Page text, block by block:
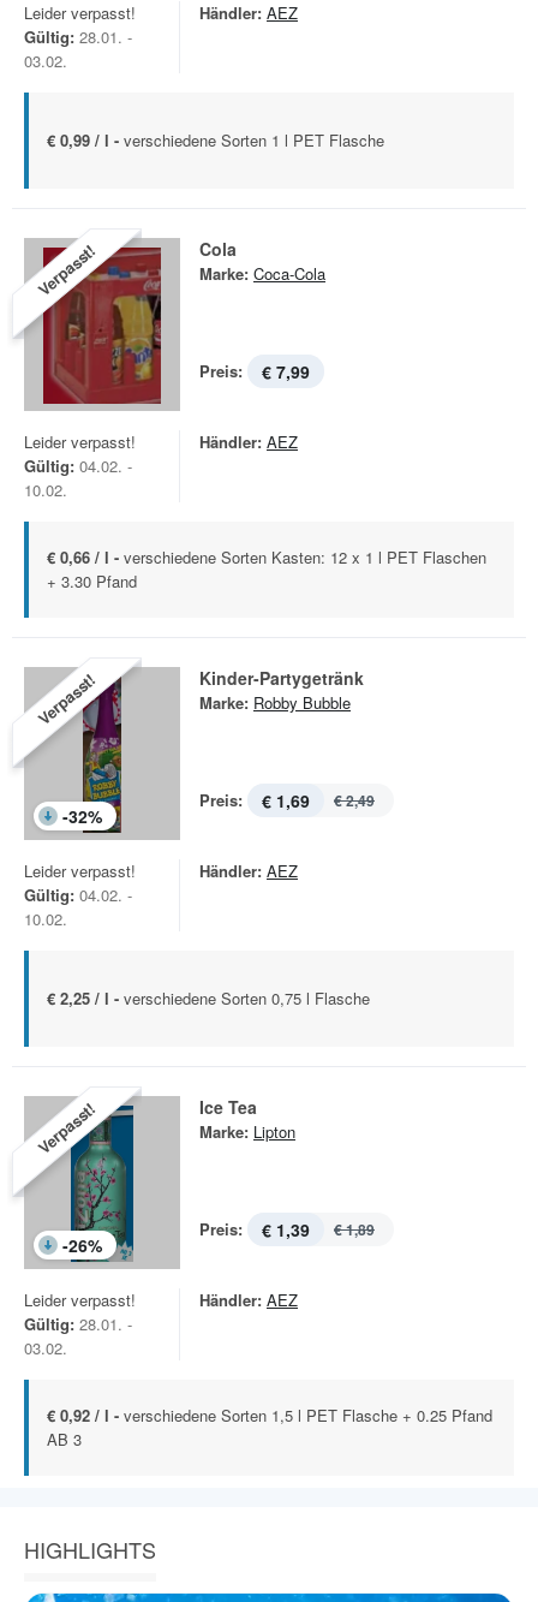
Leider verpasst!
Gültig: 28.01. -
03.02.
Händler: AEZ
€ 0,99 / l - verschiedene Sorten 1 l PET Flasche
Verpasst! Cola
Marke: Coca-Cola
Preis: € 7,99
Leider verpasst!
Gültig: 04.02. -
10.02.
Händler: AEZ
€ 0,66 / l - verschiedene Sorten Kasten: 12 x 1 l PET Flaschen
+ 3.30 Pfand
Verpasst!
-32%
Kinder-Partygetränk
Marke: Robby Bubble
Preis: € 1,69 € 2,49
Leider verpasst!
Gültig: 04.02. -
10.02.
Händler: AEZ
€ 2,25 / l - verschiedene Sorten 0,75 l Flasche
Verpasst!
-26%
Ice Tea
Marke: Lipton
Preis: € 1,39 € 1,89
Leider verpasst!
Gültig: 28.01. -
03.02.
Händler: AEZ
€ 0,92 / l - verschiedene Sorten 1,5 l PET Flasche + 0.25 Pfand
AB 3
HIGHLIGHTS